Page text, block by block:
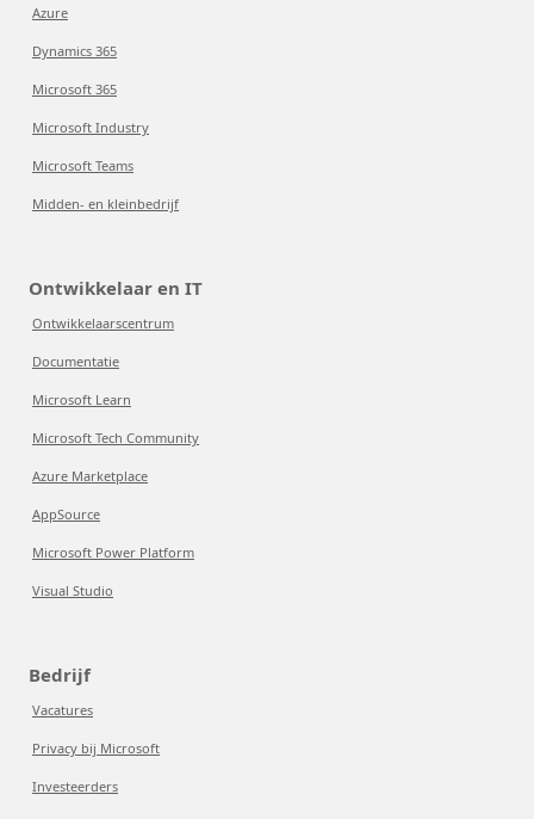
Azure
Dynamics 365
Microsoft 365
Microsoft Industry
Microsoft Teams
Midden- en kleinbedrijf
Ontwikkelaar en IT
Ontwikkelaarscentrum
Documentatie
Microsoft Learn
Microsoft Tech Community
Azure Marketplace
AppSource
Microsoft Power Platform
Visual Studio
Bedrijf
Vacatures
Privacy bij Microsoft
Investeerders